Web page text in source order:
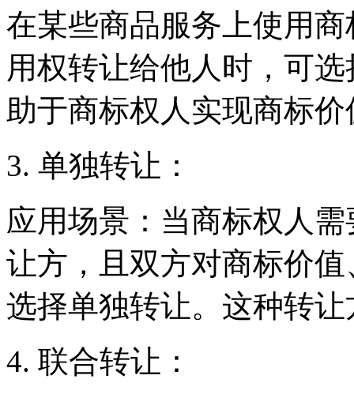
在某些商品服务上使用
用权转让给他人时，可
助于商标权人实现商标
3. 单独转让：
应用场景：当商标权人
让方，且双方对商标价
选择单独转让。这种转
4. 联合转让：